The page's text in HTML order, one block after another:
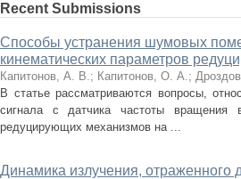
Recent Submissions
Способы устранения шумовых
кинематических параметров
Капитонов, А. В.; Капитонов, О. А.;
В статье рассматриваются вопросы,
сигнала с датчика частоты вращения
редуцирующих механизмов на ...
Динамика излучения, отраженного